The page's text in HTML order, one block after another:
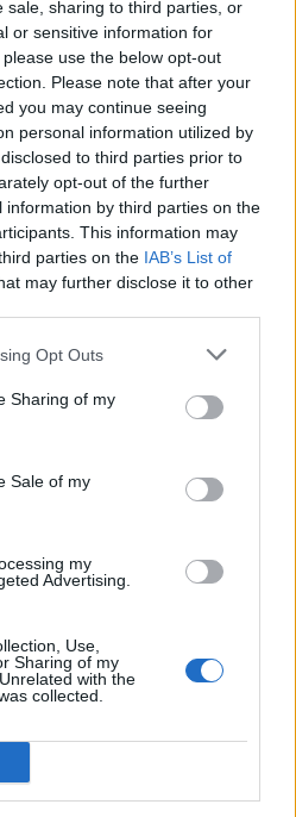
sale, sharing to third parties, or
or sensitive information for
use the below opt-out
Please note that after your
you may continue seeing
personal information utilized by
to third parties prior to
opt-out of the further
by third parties on the
This information may
parties on the IAB’s List of
may further disclose it to other
Opt Outs
Sharing of my
Sale of my
my
Advertising.
Use,
Sharing of my
with the
collected.
in mani sicure con Mario Fadda, il
riparte da Ivano Falchi
out e le ammissioni salgono
la prima società tra le non